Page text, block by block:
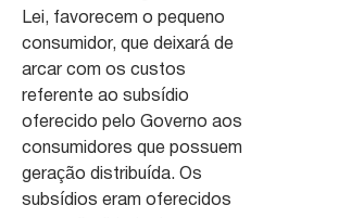
Lei, favorecem o pequeno
consumidor, que deixará de
arcar com os custos
referente ao subsídio
oferecido pelo Governo aos
consumidores que possuem
geração distribuída. Os
subsídios eram oferecidos